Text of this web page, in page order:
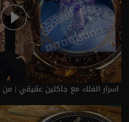
اسرار الفلك مع جاكلين عقيقي | من ١ الى ٧ آب ٢٠٢٦ | 2026